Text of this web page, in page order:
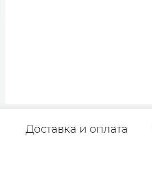
Доставка и оплата